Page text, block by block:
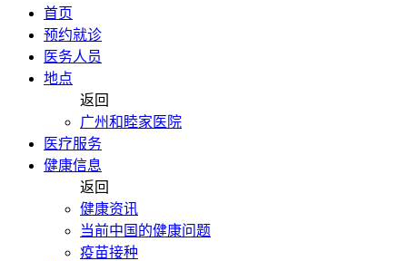
首页
预约就诊
医务人员
地点
返回
广州和睦家医院
医疗服务
健康信息
返回
健康资讯
当前中国的健康问题
疫苗接种